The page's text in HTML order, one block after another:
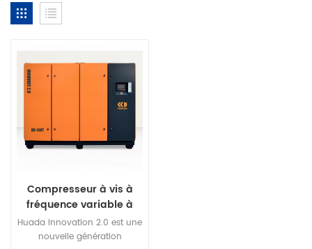
Compresseur à vis à
fréquence variable à
aimant permanent à
deux étages série
Huada Innovation 2.0 est une
nouvelle génération